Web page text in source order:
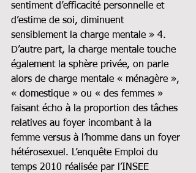
sentiment d’efficacité personnelle et
d’estime de soi, diminuent
sensiblement la charge mentale » 4.
D’autre part, la charge mentale touche
également la sphère privée, on parle
alors de charge mentale « ménagère »,
« domestique » ou « des femmes »
faisant écho à la proportion des tâches
relatives au foyer incombant à la
femme versus à l’homme dans un foyer
hétérosexuel. L’enquête Emploi du
temps 2010 réalisée par l’INSEE